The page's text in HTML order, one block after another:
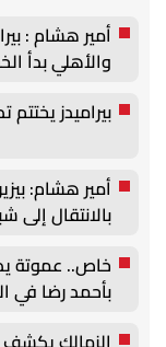
أمير هشام :
والأهلي بدأ
بيراميدز يختتم
أمير هشام:
بالانتقال إلى
خاص.. عموتة
بأحمد رضا في